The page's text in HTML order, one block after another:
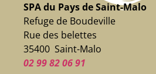
SPA du Pays de Saint-Malo
Refuge de Boudeville
Rue des belettes
35400 Saint-Malo
02 99 82 06 91